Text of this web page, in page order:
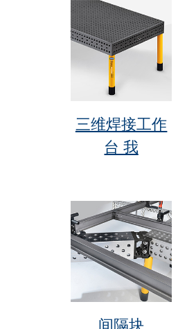
三维焊接工作
台 我